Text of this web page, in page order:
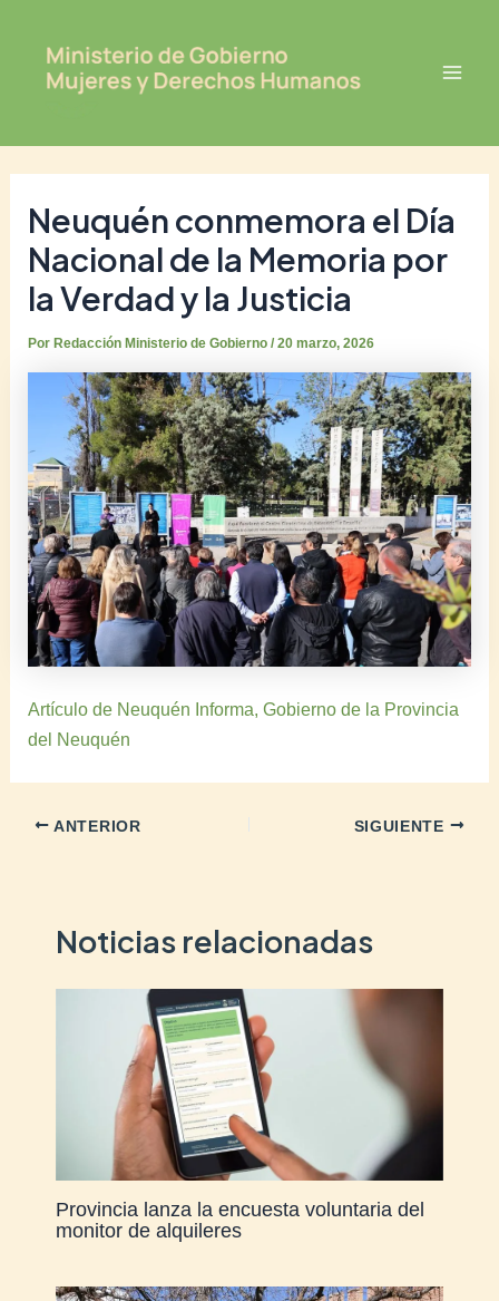
contenido
Neuquén conmemora el Día
Nacional de la Memoria por
la Verdad y la Justicia
Por Redacción Ministerio de Gobierno/20 marzo, 2026
Artículo de Neuquén Informa, Gobierno de la Provincia
del Neuquén
navigation
ANTERIOR SIGUIENTE
Noticias relacionadas
Provincia lanza la encuesta voluntaria del
monitor de alquileres